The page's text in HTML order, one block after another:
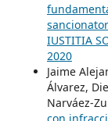
IUSTITIA
2020
Jaime
Álvarez,
Narváez-